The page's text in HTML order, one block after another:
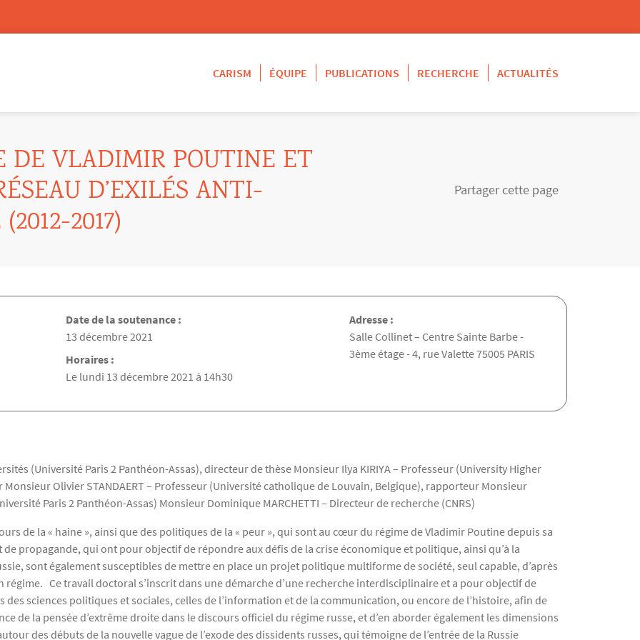
CARISM
ÉQUIPE PUBLICATIONS RECHERCHE ACTUALITÉS
DE VLADIMIR POUTINE ET
D’EXILÉS ANTI-
2017)
Partager cette page
Date de la soutenance :
Date de la soutenance
13 décembre 2021
Horaires :
Le lundi 13 décembre 2021 à 14h30
Adresse :
Salle Collinet – Centre Sainte Barbe -
3ème étage - 4, rue Valette 75005 PARIS
(Université Paris 2 Panthéon-Assas), directeur de thèse Monsieur Ilya KIRIYA – Professeur (University Higher
Olivier STANDAERT – Professeur (Université catholique de Louvain, Belgique), rapporteur Monsieur
Paris 2 Panthéon-Assas) Monsieur Dominique MARCHETTI – Directeur de recherche (CNRS)
de la « haine », ainsi que des politiques de la « peur », qui sont au cœur du régime de Vladimir Poutine depuis sa
propagande, qui ont pour objectif de répondre aux défis de la crise économique et politique, ainsi qu’à la
sont également susceptibles de mettre en place un projet politique multiforme de société, seul capable, d’après
régime. Ce travail doctoral s’inscrit dans une démarche d’une recherche interdisciplinaire et a pour objectif de
sciences politiques et sociales, celles de l’information et de la communication, ou encore de l’histoire, afin de
de la pensée d’extrême droite dans le discours officiel du régime russe, et d’en aborder également les dimensions
des débuts de la nouvelle vague de l’exode des dissidents russes, qui témoigne de l’entrée de la Russie